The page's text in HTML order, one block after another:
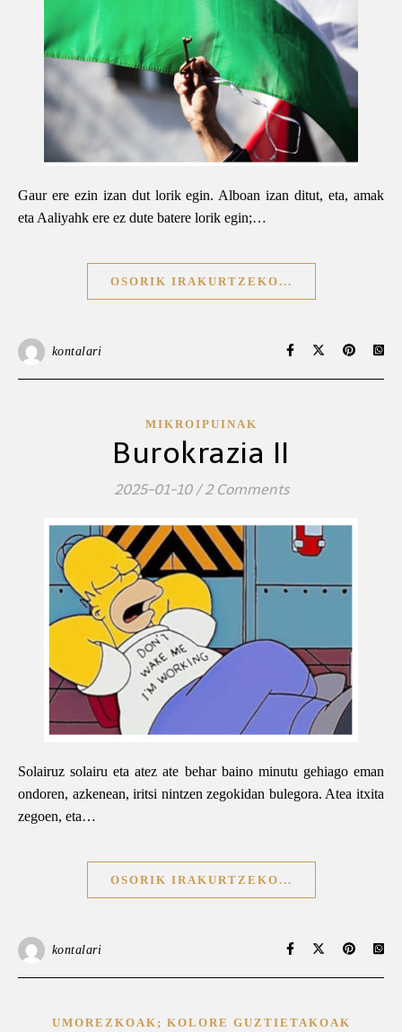
Gaur ere ezin izan dut lorik egin. Alboan izan ditut, eta, amak
eta Aaliyahk ere ez dute batere lorik egin;…
OSORIK IRAKURTZEKO...
kontalari
MIKROIPUINAK
Burokrazia II
2025-01-10 / 2 Comments
Solairuz solairu eta atez ate behar baino minutu gehiago eman
ondoren, azkenean, iritsi nintzen zegokidan bulegora. Atea itxita
zegoen, eta…
OSORIK IRAKURTZEKO...
kontalari
UMOREZKOAK; KOLORE GUZTIETAKOAK